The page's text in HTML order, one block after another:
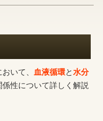
いて、 血液循環と 水分
性について詳しく解説